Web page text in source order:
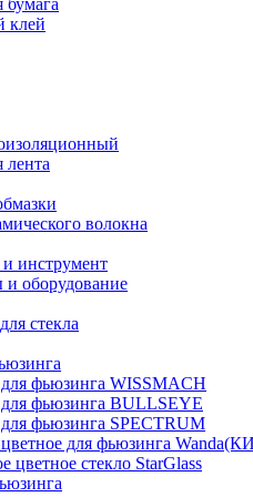
бумага
клей
лента
волокна
инструмент
оборудование
стекла
фьюзинга WISSMACH
фьюзинга BULLSEYE
фьюзинга SPECTRUM
для фьюзинга
цветное стекло StarGlass